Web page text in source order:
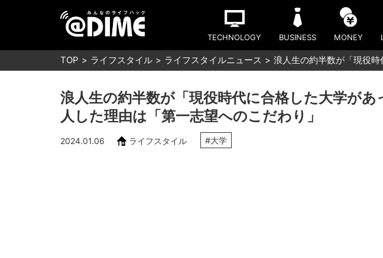
TECHNOLOGY BUSINESS MONEY
TOP ライフスタイル ライフスタイルニュース 浪人生の約半数が「現役
浪人生の約半数が「現役時代に合格した大学が
人した理由は「第一志望へのこだわり」
2024.01.06 ライフスタイル #大学